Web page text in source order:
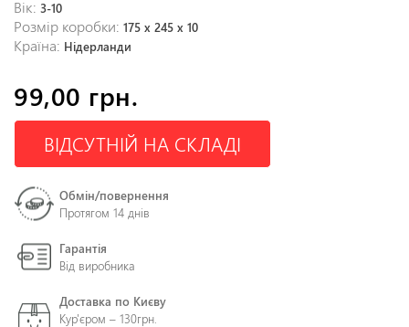
Вік: 3-10
Розмір коробки: 175 x 245 x 10
Країна: Нідерланди
99,00 грн.
ВІДСУТНІЙ НА СКЛАДІ
Обмін/повернення
Протягом 14 днів
Гарантія
Від виробника
Доставка по Києву
Кур'єром – 130грн.